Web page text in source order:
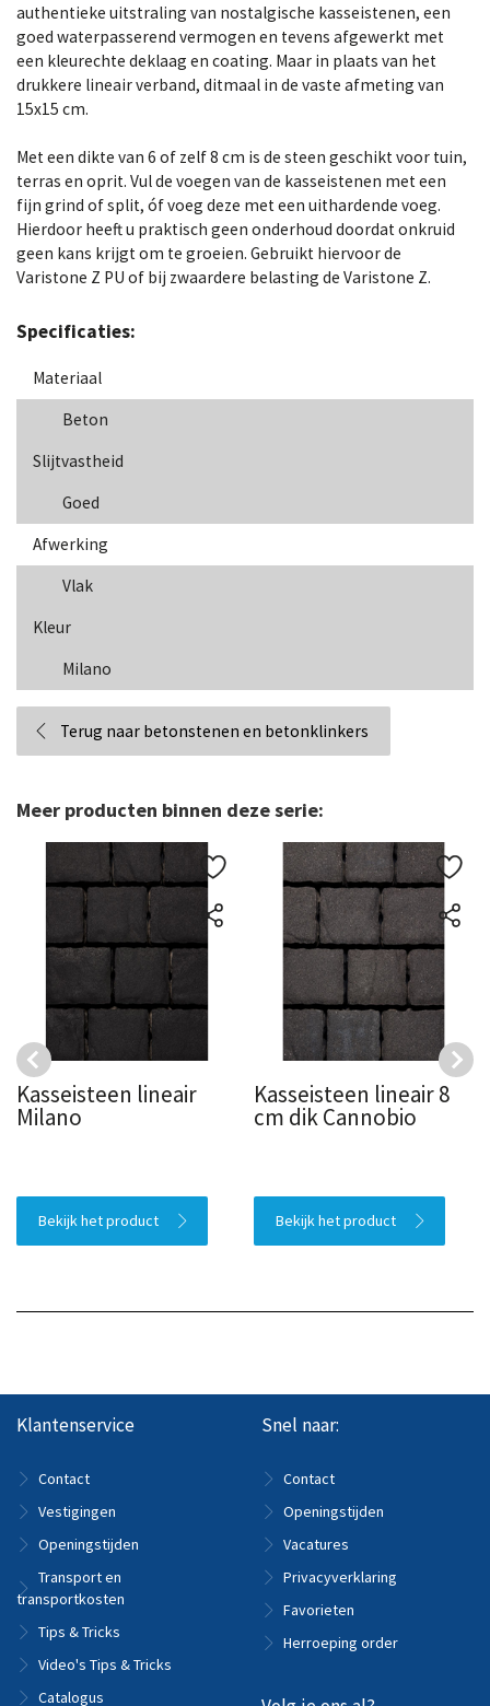
authentieke uitstraling van nostalgische kasseistenen, een
goed waterpasserend vermogen en tevens afgewerkt met
een kleurechte deklaag en coating. Maar in plaats van het
drukkere lineair verband, ditmaal in de vaste afmeting van
15x15 cm.
Met een dikte van 6 of zelf 8 cm is de steen geschikt voor tuin,
terras en oprit. Vul de voegen van de kasseistenen met een
fijn grind of split, óf voeg deze met een uithardende voeg.
Hierdoor heeft u praktisch geen onderhoud doordat onkruid
geen kans krijgt om te groeien. Gebruikt hiervoor de
Varistone Z PU of bij zwaardere belasting de Varistone Z.
Specificaties:
Materiaal
Beton
Slijtvastheid
Goed
Afwerking
Vlak
Kleur
Milano
Terug naar betonstenen en betonklinkers
Meer producten binnen deze serie:
Kasseisteen lineair
Milano
Bekijk het product
Kasseisteen lineair 8
cm dik Cannobio
Bekijk het product
Klantenservice
Contact
Vestigingen
Openingstijden
Transport en
transportkosten
Tips & Tricks
Video's Tips & Tricks
Catalogus
Snel naar:
Contact
Openingstijden
Vacatures
Privacyverklaring
Favorieten
Herroeping order